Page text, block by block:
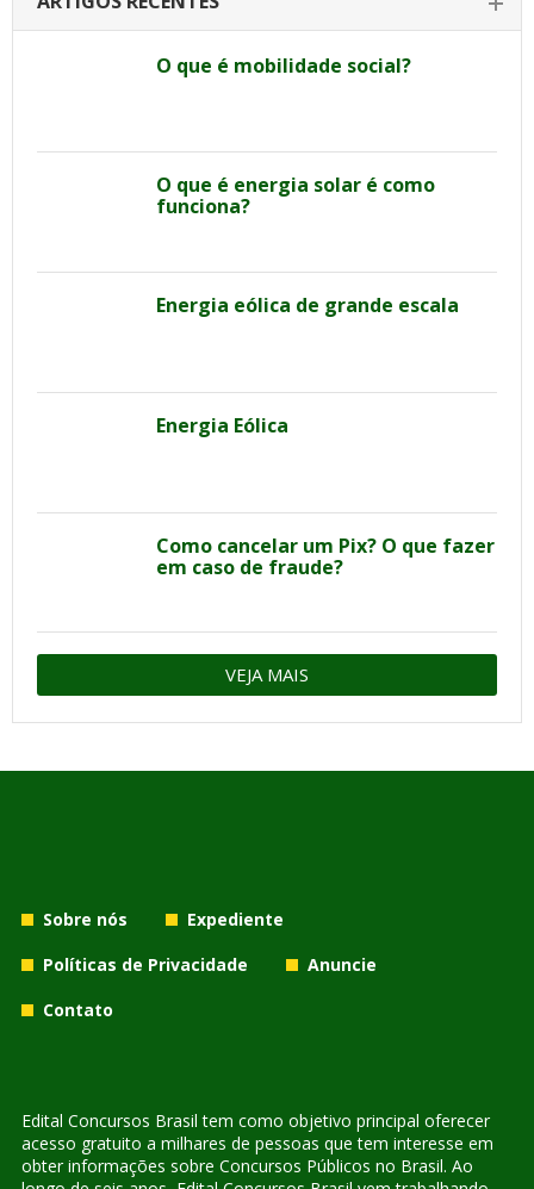
O que é mobilidade social?
O que é energia solar é como
funciona?
Energia eólica de grande escala
Energia Eólica
Como cancelar um Pix? O que fazer
em caso de fraude?
VEJA MAIS
Sobre nós
Expediente
Políticas de Privacidade
Anuncie
Contato
Edital Concursos Brasil tem como objetivo principal oferecer
acesso gratuito a milhares de pessoas que tem interesse em
obter informações sobre Concursos Públicos no Brasil. Ao